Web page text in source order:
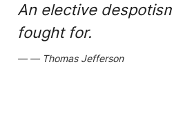
An elective
fought for.
Thomas Jefferson